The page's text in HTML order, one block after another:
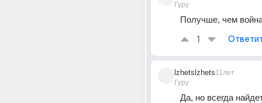
Гуру
Получше, чем
1
lzhetslzhets
Гуру
11лет
Да, но всегда